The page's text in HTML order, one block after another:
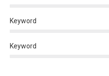
Keyword
Keyword